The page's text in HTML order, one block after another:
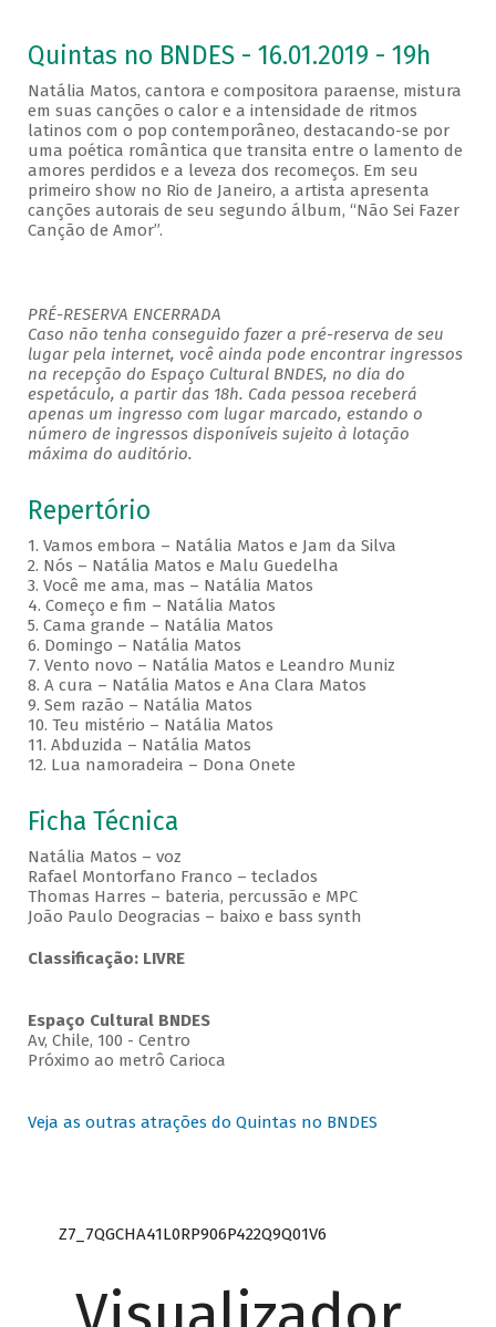
Quintas no BNDES - 16.01.2019 - 19h
Natália Matos, cantora e compositora paraense, mistura
em suas canções o calor e a intensidade de ritmos
latinos com o pop contemporâneo, destacando-se por
uma poética romântica que transita entre o lamento de
amores perdidos e a leveza dos recomeços. Em seu
primeiro show no Rio de Janeiro, a artista apresenta
canções autorais de seu segundo álbum, “Não Sei Fazer
Canção de Amor”.
PRÉ-RESERVA ENCERRADA
Caso não tenha conseguido fazer a pré-reserva de seu
lugar pela internet, você ainda pode encontrar ingressos
na recepção do Espaço Cultural BNDES, no dia do
espetáculo, a partir das 18h. Cada pessoa receberá
apenas um ingresso com lugar marcado, estando o
número de ingressos disponíveis sujeito à lotação
máxima do auditório.
Repertório
1. Vamos embora – Natália Matos e Jam da Silva
2. Nós – Natália Matos e Malu Guedelha
3. Você me ama, mas – Natália Matos
4. Começo e fim – Natália Matos
5. Cama grande – Natália Matos
6. Domingo – Natália Matos
7. Vento novo – Natália Matos e Leandro Muniz
8. A cura – Natália Matos e Ana Clara Matos
9. Sem razão – Natália Matos
10. Teu mistério – Natália Matos
11. Abduzida – Natália Matos
12. Lua namoradeira – Dona Onete
Ficha Técnica
Natália Matos – voz
Rafael Montorfano Franco – teclados
Thomas Harres – bateria, percussão e MPC
João Paulo Deogracias – baixo e bass synth
Classificação: LIVRE
Espaço Cultural BNDES
Av, Chile, 100 - Centro
Próximo ao metrô Carioca
Veja as outras atrações do Quintas no BNDES
Z7_7QGCHA41L0RP906P422Q9Q01V6